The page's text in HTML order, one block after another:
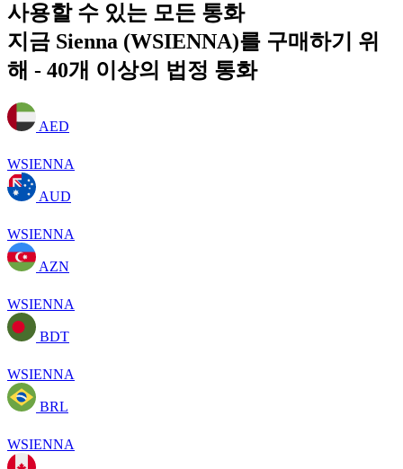
사용할 수 있는 모든 통화
지금 Sienna (WSIENNA)를 구매하기 위
해 - 40개 이상의 법정 통화
AED
WSIENNA
AUD
WSIENNA
AZN
WSIENNA
BDT
WSIENNA
BRL
WSIENNA